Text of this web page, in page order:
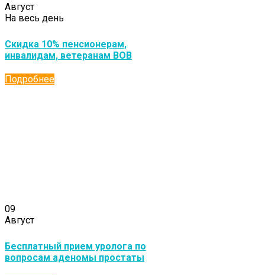
Август
На весь день
Скидка 10% пенсионерам,
инвалидам, ветеранам ВОВ
Подробнее
09
Август
Бесплатный прием уролога по
вопросам аденомы простаты